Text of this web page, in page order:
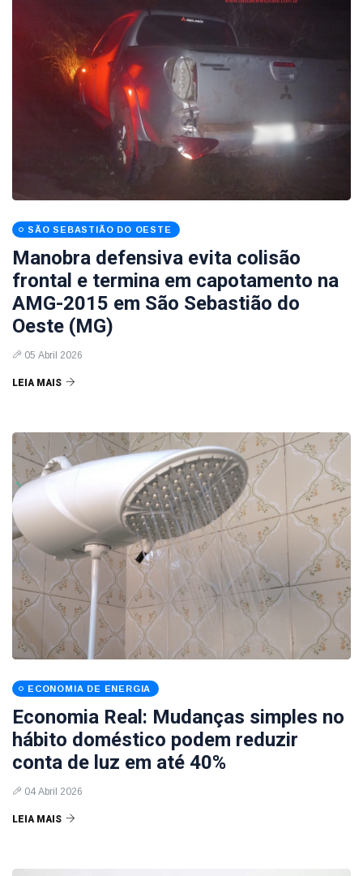
SÃO SEBASTIÃO DO OESTE
Manobra defensiva evita colisão
frontal e termina em capotamento na
AMG-2015 em São Sebastião do
Oeste (MG)
05 Abril 2026
LEIA MAIS
ECONOMIA DE ENERGIA
Economia Real: Mudanças simples no
hábito doméstico podem reduzir
conta de luz em até 40%
04 Abril 2026
LEIA MAIS